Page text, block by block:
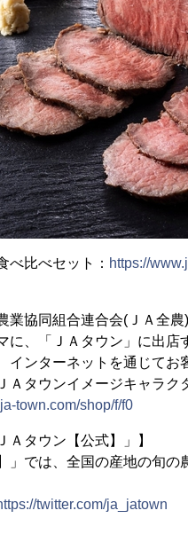
べ比べセット： https://
協同組合連合会(ＪＡ全
に、「ＪＡタウン」に出
インターネットを通じて
Ａタウンイメージキャラク
town.com/shop/f/f0
Ａタウン【公式】」】
では、全国の産地の旬の
twitter.com/ja_jatown